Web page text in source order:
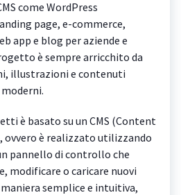
come WordPress
page, e-commerce,
app e blog per aziende e
è sempre arricchito da
illustrazioni e contenuti
è basato su un CMS (Content
ovvero è realizzato utilizzando
pannello di controllo che
modificare o caricare nuovi
semplice e intuitiva,